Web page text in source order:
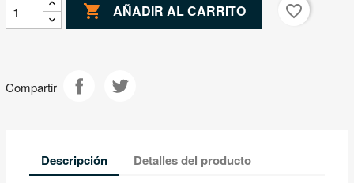
 AÑADIR AL CARRITO favorite_border
Compartir
Descripción Detalles del producto